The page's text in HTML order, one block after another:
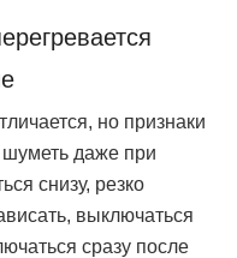
но признаки
даже при
снизу, резко
выключаться
сразу после